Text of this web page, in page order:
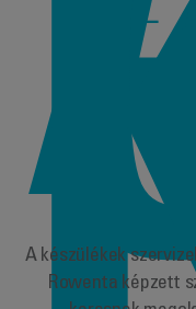
A készülékek
Rowenta képzett